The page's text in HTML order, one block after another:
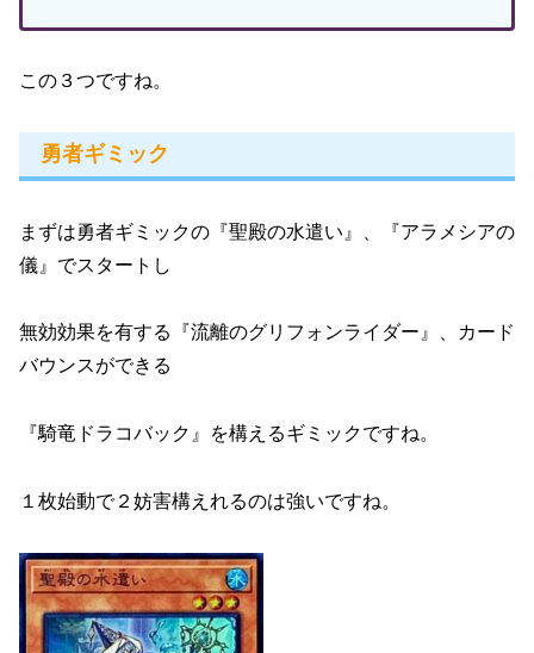
この３つですね。
勇者ギミック
まずは勇者ギミックの『聖殿の水遣い』、『アラメシアの
儀』でスタートし
無効効果を有する『流離のグリフォンライダー』、カード
バウンスができる
『騎竜ドラコバック』を構えるギミックですね。
１枚始動で２妨害構えれるのは強いですね。